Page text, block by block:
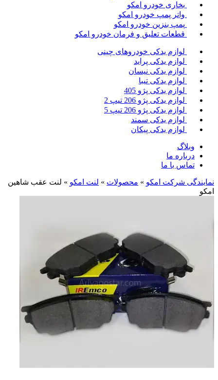
بخاری خودرو امکو
واتر پمپ خودرو امکو
پمپ بنزین خودرو امکو
قطعات تعلیق و فرمان خودرو امکو
لوازم یدکی خودروهای چینی
لوازم یدکی پراید
لوازم یدکی نیسان
لوازم یدکی تیبا
لوازم یدکی پژو 405
لوازم یدکی پژو 206 تیپ 2
لوازم یدکی پژو 206 تیپ 5
لوازم یدکی سمند
لوازم یدکی پیکان
وبلاگ
درباره ما
تماس با ما
نمایندگی شرکت امکو » محصولات » لنت امکو » لنت عقب شاهین
امکو